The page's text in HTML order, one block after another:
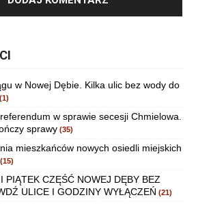
w Nowej Dębie. Kilka ulic bez wody do
(1)
w sprawie secesji Chmielowa.
sprawy (35)
mieszkańców nowych osiedli miejskich
(15)
PIĄTEK CZĘŚĆ NOWEJ DĘBY BEZ
ULICE I GODZINY WYŁĄCZEŃ (21)